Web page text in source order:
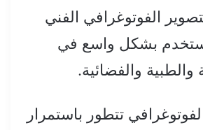
الفوتوغرافي الفني
بشكل واسع في
والطبية والفضائية.
تتطور باستمرار